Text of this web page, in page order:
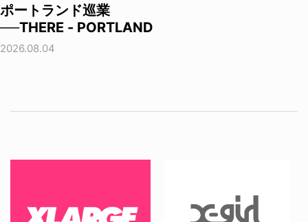
ポートランド巡業
──THERE - PORTLAND
2026.08.04